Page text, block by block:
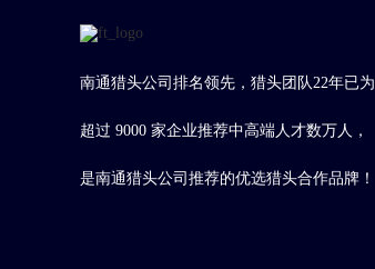
南通猎头公司排名领先，猎头团队22年已为
超过 9000 家企业推荐中高端人才数万人，
是南通猎头公司推荐的优选猎头合作品牌！